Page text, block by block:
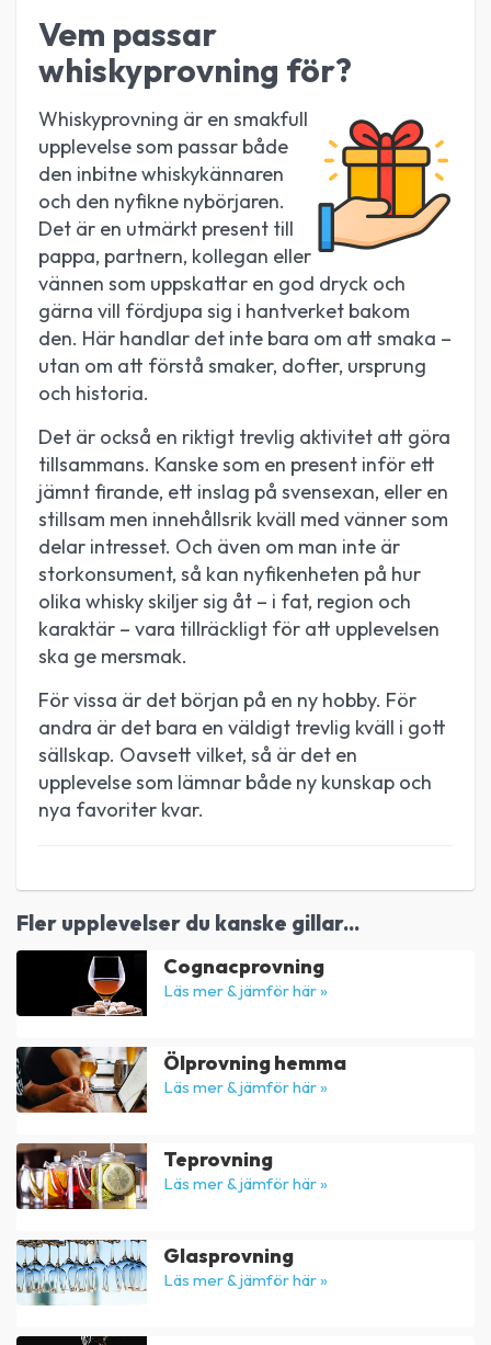
Vem passar
whiskyprovning för?
Whiskyprovning är en smakfull
upplevelse som passar både
den inbitne whiskykännaren
och den nyfikne nybörjaren.
Det är en utmärkt present till
pappa, partnern, kollegan eller
vännen som uppskattar en god dryck och
gärna vill fördjupa sig i hantverket bakom
den. Här handlar det inte bara om att smaka –
utan om att förstå smaker, dofter, ursprung
och historia.
Det är också en riktigt trevlig aktivitet att göra
tillsammans. Kanske som en present inför ett
jämnt firande, ett inslag på svensexan, eller en
stillsam men innehållsrik kväll med vänner som
delar intresset. Och även om man inte är
storkonsument, så kan nyfikenheten på hur
olika whisky skiljer sig åt – i fat, region och
karaktär – vara tillräckligt för att upplevelsen
ska ge mersmak.
För vissa är det början på en ny hobby. För
andra är det bara en väldigt trevlig kväll i gott
sällskap. Oavsett vilket, så är det en
upplevelse som lämnar både ny kunskap och
nya favoriter kvar.
Fler upplevelser du kanske gillar...
Cognacprovning
Läs mer & jämför här »
Ölprovning hemma
Läs mer & jämför här »
Teprovning
Läs mer & jämför här »
Glasprovning
Läs mer & jämför här »